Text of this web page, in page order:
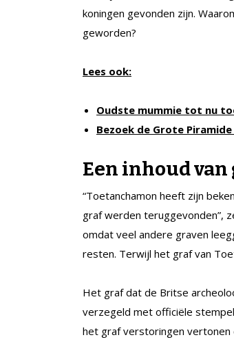
koningen gevonden zijn.
geworden?
Lees ook:
Oudste mummie tot nu
Bezoek de Grote Piramide
Een inhoud van
“Toetanchamon heeft zijn
graf werden teruggevonden”,
omdat veel andere graven
resten. Terwijl het graf van
Het graf dat de Britse
verzegeld met officiële
het graf verstoringen vertonen